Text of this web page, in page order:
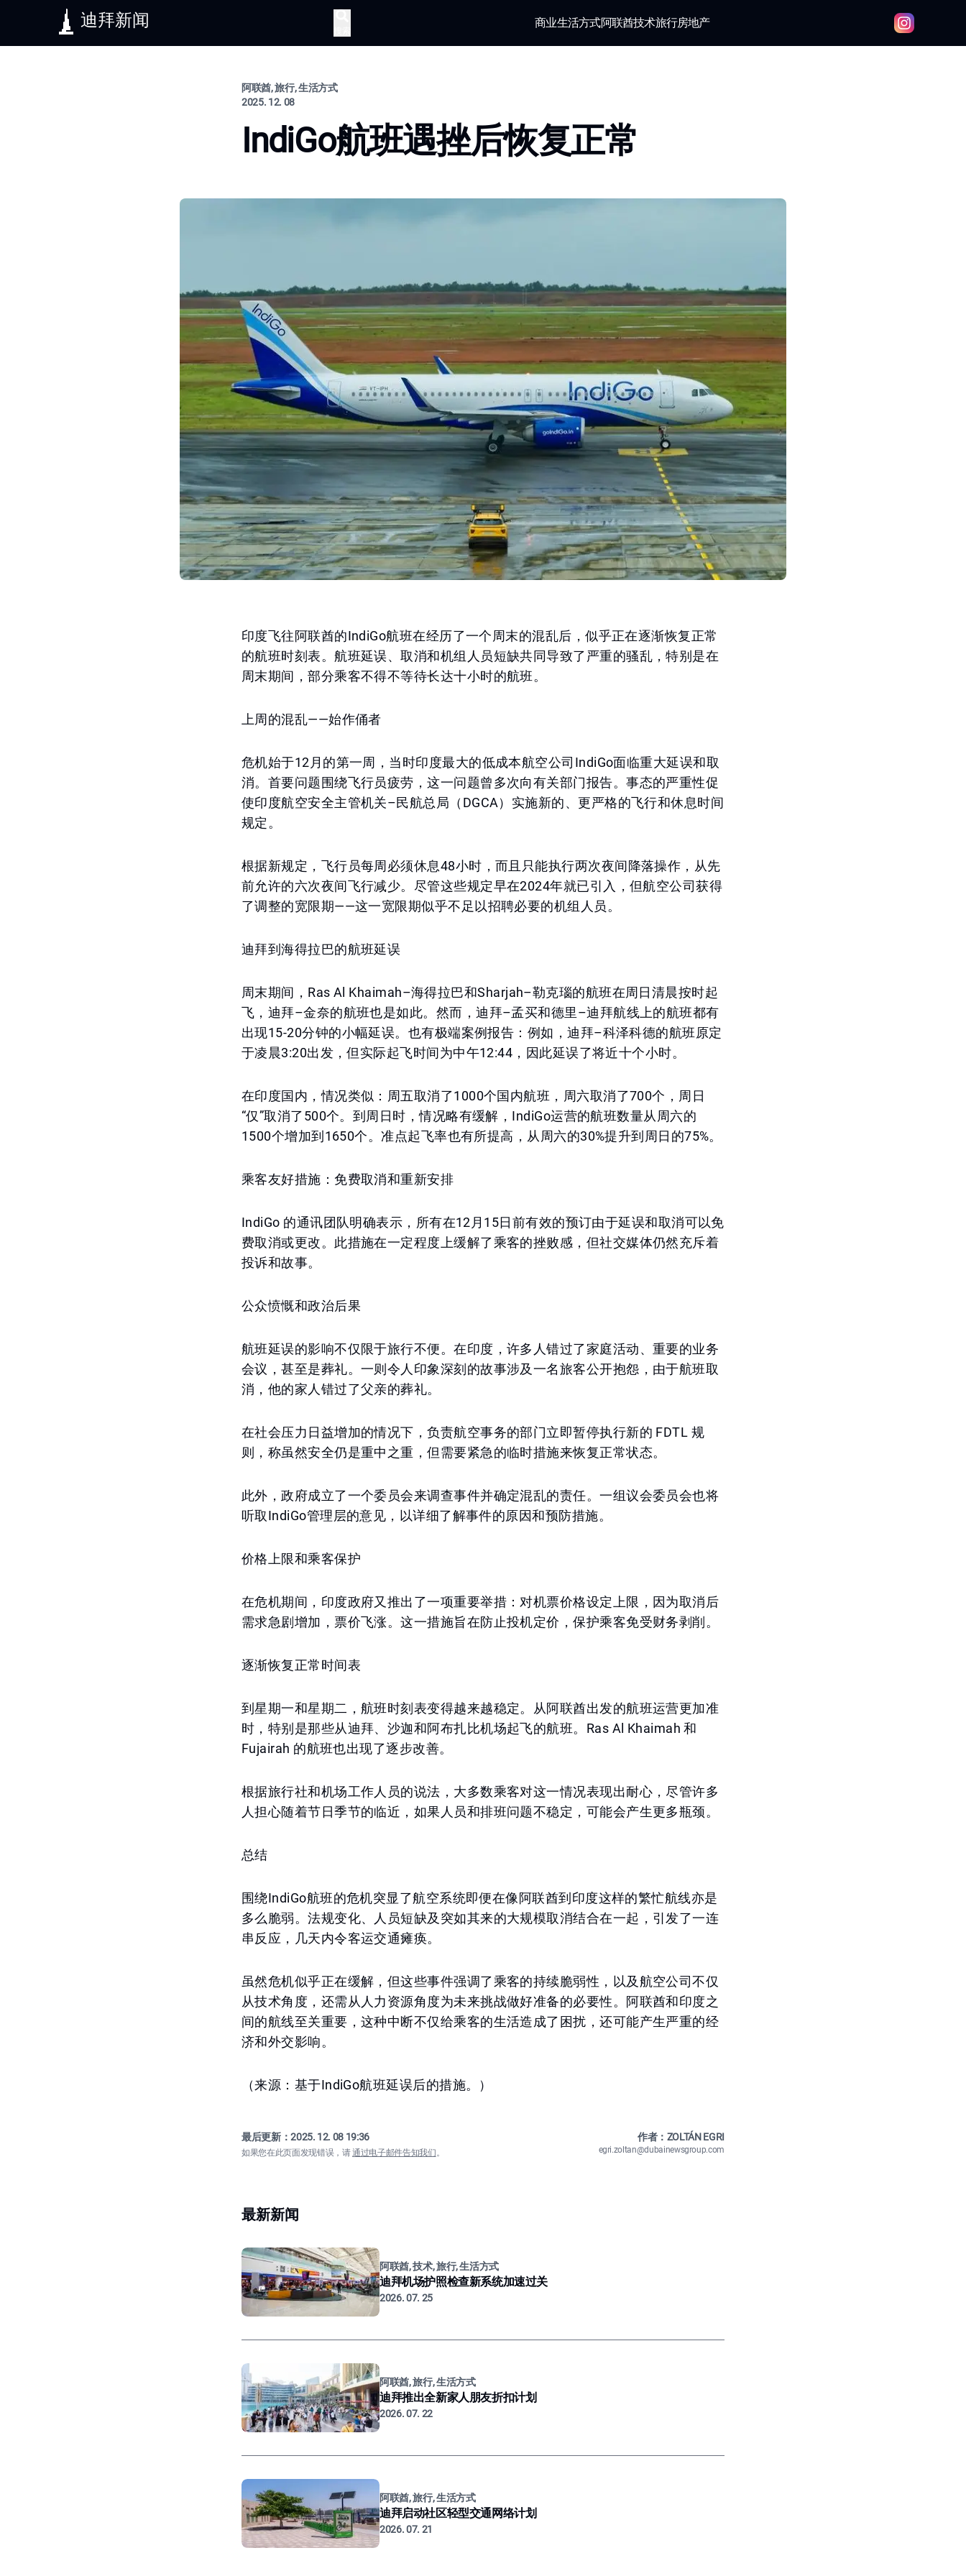
迪拜新闻 商业生活方式阿联酋技术旅行房地产
阿联酋, 旅行, 生活方式
2025. 12. 08
IndiGo航班遇挫后恢复正常
印度飞往阿联酋的IndiGo航班在经历了一个周末的混乱后，似乎正在逐渐恢复正常
的航班时刻表。航班延误、取消和机组人员短缺共同导致了严重的骚乱，特别是在
周末期间，部分乘客不得不等待长达十小时的航班。
上周的混乱——始作俑者
危机始于12月的第一周，当时印度最大的低成本航空公司IndiGo面临重大延误和取
消。首要问题围绕飞行员疲劳，这一问题曾多次向有关部门报告。事态的严重性促
使印度航空安全主管机关–民航总局（DGCA）实施新的、更严格的飞行和休息时间
规定。
根据新规定，飞行员每周必须休息48小时，而且只能执行两次夜间降落操作，从先
前允许的六次夜间飞行减少。尽管这些规定早在2024年就已引入，但航空公司获得
了调整的宽限期——这一宽限期似乎不足以招聘必要的机组人员。
迪拜到海得拉巴的航班延误
周末期间，Ras Al Khaimah–海得拉巴和Sharjah–勒克瑙的航班在周日清晨按时起
飞，迪拜–金奈的航班也是如此。然而，迪拜–孟买和德里–迪拜航线上的航班都有
出现15-20分钟的小幅延误。也有极端案例报告：例如，迪拜–科泽科德的航班原定
于凌晨3:20出发，但实际起飞时间为中午12:44，因此延误了将近十个小时。
在印度国内，情况类似：周五取消了1000个国内航班，周六取消了700个，周日
“仅”取消了500个。到周日时，情况略有缓解，IndiGo运营的航班数量从周六的
1500个增加到1650个。准点起飞率也有所提高，从周六的30%提升到周日的75%。
乘客友好措施：免费取消和重新安排
IndiGo 的通讯团队明确表示，所有在12月15日前有效的预订由于延误和取消可以免
费取消或更改。此措施在一定程度上缓解了乘客的挫败感，但社交媒体仍然充斥着
投诉和故事。
公众愤慨和政治后果
航班延误的影响不仅限于旅行不便。在印度，许多人错过了家庭活动、重要的业务
会议，甚至是葬礼。一则令人印象深刻的故事涉及一名旅客公开抱怨，由于航班取
消，他的家人错过了父亲的葬礼。
在社会压力日益增加的情况下，负责航空事务的部门立即暂停执行新的 FDTL 规
则，称虽然安全仍是重中之重，但需要紧急的临时措施来恢复正常状态。
此外，政府成立了一个委员会来调查事件并确定混乱的责任。一组议会委员会也将
听取IndiGo管理层的意见，以详细了解事件的原因和预防措施。
价格上限和乘客保护
在危机期间，印度政府又推出了一项重要举措：对机票价格设定上限，因为取消后
需求急剧增加，票价飞涨。这一措施旨在防止投机定价，保护乘客免受财务剥削。
逐渐恢复正常时间表
到星期一和星期二，航班时刻表变得越来越稳定。从阿联酋出发的航班运营更加准
时，特别是那些从迪拜、沙迦和阿布扎比机场起飞的航班。Ras Al Khaimah 和
Fujairah 的航班也出现了逐步改善。
根据旅行社和机场工作人员的说法，大多数乘客对这一情况表现出耐心，尽管许多
人担心随着节日季节的临近，如果人员和排班问题不稳定，可能会产生更多瓶颈。
总结
围绕IndiGo航班的危机突显了航空系统即便在像阿联酋到印度这样的繁忙航线亦是
多么脆弱。法规变化、人员短缺及突如其来的大规模取消结合在一起，引发了一连
串反应，几天内令客运交通瘫痪。
虽然危机似乎正在缓解，但这些事件强调了乘客的持续脆弱性，以及航空公司不仅
从技术角度，还需从人力资源角度为未来挑战做好准备的必要性。阿联酋和印度之
间的航线至关重要，这种中断不仅给乘客的生活造成了困扰，还可能产生严重的经
济和外交影响。
（来源：基于IndiGo航班延误后的措施。）
最后更新：2025. 12. 08 19:36
如果您在此页面发现错误，请通过电子邮件告知我们。
作者：ZOLTÁN EGRI
egri.zoltan@dubainewsgroup.com
最新新闻
阿联酋, 技术, 旅行, 生活方式
迪拜机场护照检查新系统加速过关
2026. 07. 25
阿联酋, 旅行, 生活方式
迪拜推出全新家人朋友折扣计划
2026. 07. 22
阿联酋, 旅行, 生活方式
迪拜启动社区轻型交通网络计划
2026. 07. 21